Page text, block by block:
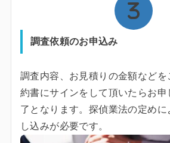
調査依頼のお申込み
調査内容、お見積りの金額などを
約書にサインをして頂いたらお
了となります。探偵業法の定めに
し込みが必要です。